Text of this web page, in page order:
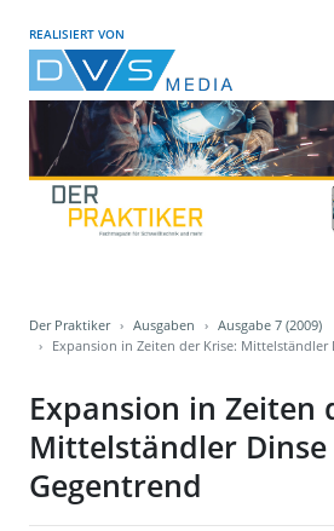
REALISIERT VON
Der Praktiker Ausgaben
Ausgabe 7 (2009)
Expansion in Zeiten der Krise: Mittelständler
Expansion in Zeiten
Mittelständler
Gegentrend